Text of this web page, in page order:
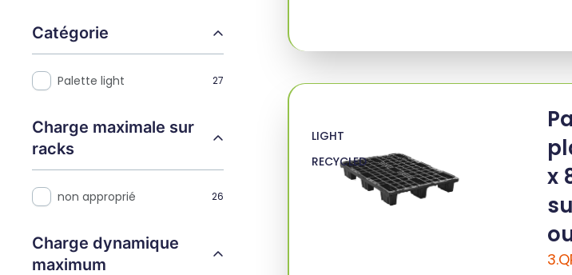
Catégorie
Palette light 27
Charge maximale sur
racks
non approprié 26
Charge dynamique
maximum
LIGHT
RECYCLED
x